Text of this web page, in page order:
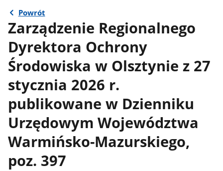
Powrót
Zarządzenie Regionalnego
Dyrektora Ochrony
Środowiska w Olsztynie z 27
stycznia 2026 r.
publikowane w Dzienniku
Urzędowym Województwa
Warmińsko-Mazurskiego,
poz. 397